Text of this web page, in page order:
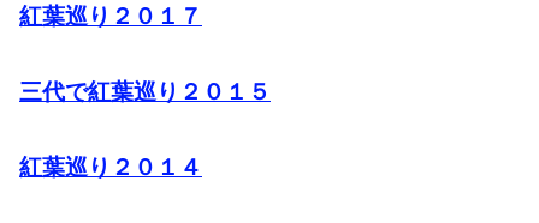
紅葉巡り２０１７
三代で紅葉巡り２０１５
紅葉巡り２０１４